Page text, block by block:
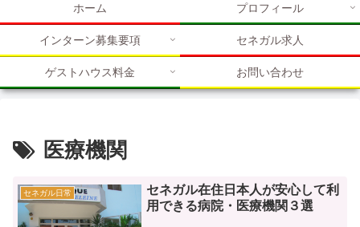
ホーム プロフィール
インターン募集要項 セネガル求人
ゲストハウス料金 お問い合わせ
医療機関
セネガル日常
セネガル在住日本人が安心して利
用できる病院・医療機関３選